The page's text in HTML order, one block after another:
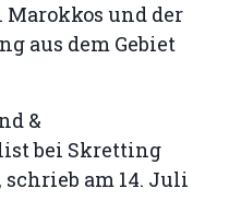
und der
aus dem Gebiet
&
bei Skretting
am 14. Juli